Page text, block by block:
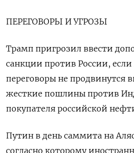
ПЕРЕГОВОРЫ И УГРОЗЫ
Трамп пригрозил ввести
санкции против России,
переговоры не продвинутся
жесткие пошлины против
покупателя российской
Путин в день саммита на
согласно которому